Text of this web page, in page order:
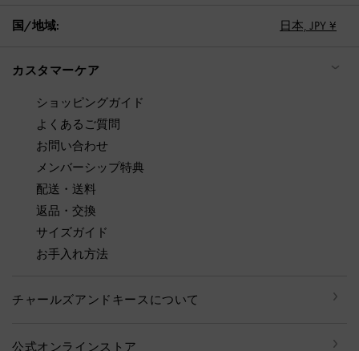
国/地域: 日本, JPY ¥
カスタマーケア
ショッピングガイド
よくあるご質問
お問い合わせ
メンバーシップ特典
配送・送料
返品・交換
サイズガイド
お手入れ方法
チャールズアンドキースについて
公式オンラインストア